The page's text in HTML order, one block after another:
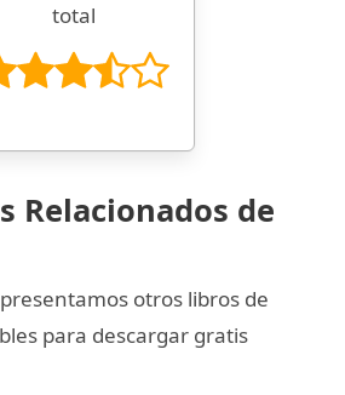
total
Relacionados de
otros libros de
para descargar gratis